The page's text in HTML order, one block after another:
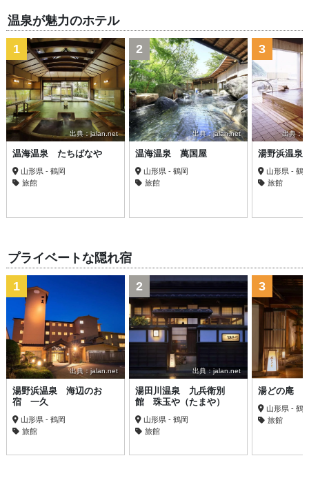
温泉が魅力のホテル
出典：jalan.net
1
温海温泉 たちばなや
山形県 - 鶴岡
旅館
出典：jalan.net
2
温海温泉 萬国屋
山形県 - 鶴岡
旅館
出典：
3
湯野浜温
山形県 - 鶴
旅館
プライベートな隠れ宿
出典：jalan.net
1
湯野浜温泉 海辺のお
宿 一久
山形県 - 鶴岡
旅館
出典：jalan.net
2
湯田川温泉 九兵衛別
館 珠玉や（たまや）
山形県 - 鶴岡
旅館
3
湯どの庵
山形県 - 鶴
旅館